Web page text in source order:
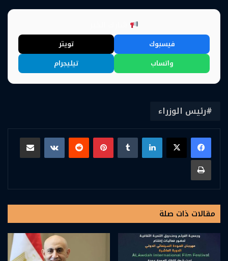
فيسبوك
تويتر
واتساب
تيليجرام
رئيس الوزراء
لينكدإن بينتيريست
مشاركة عبر البريد
طباعة
مقالات ذات صلة